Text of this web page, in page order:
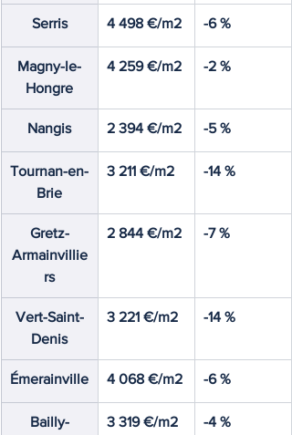
Serris 4 498 €/m2 -6 %
Magny-le-
Hongre
4 259 €/m2 -2 %
Nangis 2 394 €/m2 -5 %
Tournan-en-
Brie
3 211 €/m2 -14 %
Gretz-
Armainvillie
rs
2 844 €/m2 -7 %
Vert-Saint-
Denis
3 221 €/m2 -14 %
Émerainville 4 068 €/m2 -6 %
Bailly-
3 319 €/m2 -4 %